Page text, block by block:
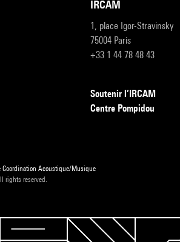
IRCAM
1, place Igor-Stravinsky
75004 Paris
+33 1 44 78 48 43
Soutenir l’IRCAM
Centre Pompidou
Coordination Acoustique/Musique
rights reserved.